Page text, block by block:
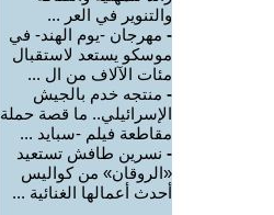
والتنوير في العر ...
- مهرجان -يوم الهند- في
موسكو يستعد لاستقبال
مئات الآلاف من ال ...
- منتجه خدم بالجيش
الإسرائيلي.. ما قصة حملة
مقاطعة فيلم -سبايد ...
- نسرين طافش تستعيد
«الروقان» من كواليس
أحدث أعمالها الغنائية ...